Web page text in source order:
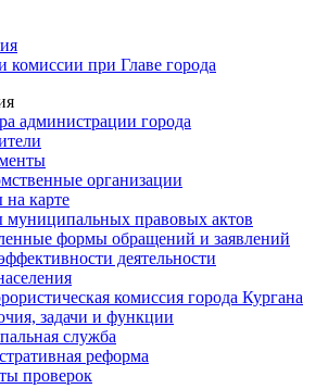
комиссии при Главе города
администрации города
организации
карте
муниципальных правовых актов
формы обращений и заявлений
деятельности
комиссия города Кургана
задачи и функции
служба
реформа
проверок